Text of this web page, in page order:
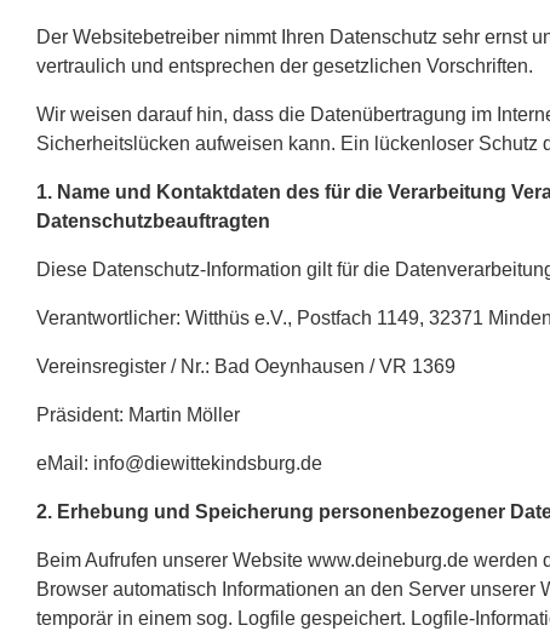
Der Websitebetreiber nimmt Ihren Datenschutz sehr ernst
vertraulich und entsprechen der gesetzlichen Vorschriften.
Wir weisen darauf hin, dass die Datenübertragung im
Sicherheitslücken aufweisen kann. Ein lückenloser Schutz
1. Name und Kontaktdaten des für die Verarbeitung
Datenschutzbeauftragten
Diese Datenschutz-Information gilt für die
Verantwortlicher: Witthüs e.V., Postfach 1149, 32371
Vereinsregister / Nr.: Bad Oeynhausen / VR 1369
Präsident: Martin Möller
eMail: info@diewittekindsburg.de
2. Erhebung und Speicherung personenbezogener
Beim Aufrufen unserer Website www.deineburg.de werden
Browser automatisch Informationen an den Server unserer
temporär in einem sog. Logfile gespeichert. Logfile-